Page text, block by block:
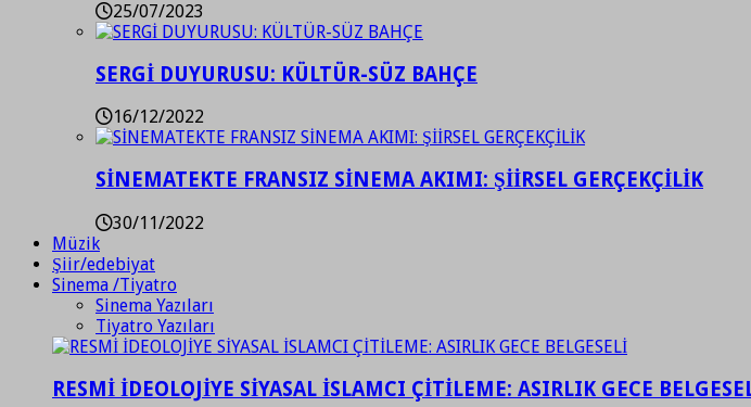
25/07/2023
SERGİ DUYURUSU: KÜLTÜR-SÜZ BAHÇE
16/12/2022
SİNEMATEKTE FRANSIZ SİNEMA AKIMI: ŞİİRSEL GERÇEKÇİLİK
30/11/2022
Müzik
Şiir/edebiyat
Sinema /Tiyatro
Sinema Yazıları
Tiyatro Yazıları
RESMİ İDEOLOJİYE SİYASAL İSLAMCI ÇİTİLEME: ASIRLIK GECE